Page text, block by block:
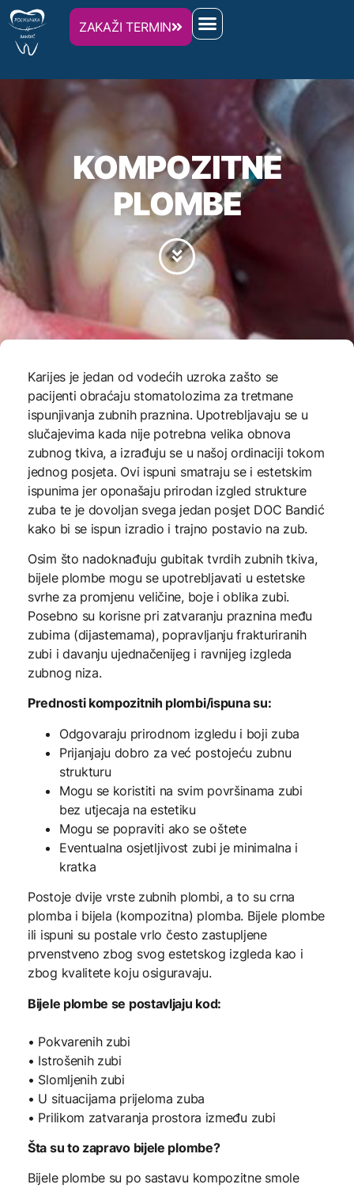
ZAKAŽI TERMIN
KOMPOZITNE
PLOMBE
Karijes je jedan od vodećih uzroka zašto se
pacijenti obraćaju stomatolozima za tretmane
ispunjivanja zubnih praznina. Upotrebljavaju se u
slučajevima kada nije potrebna velika obnova
zubnog tkiva, a izrađuju se u našoj ordinaciji tokom
jednog posjeta. Ovi ispuni smatraju se i estetskim
ispunima jer oponašaju prirodan izgled strukture
zuba te je dovoljan svega jedan posjet DOC Bandić
kako bi se ispun izradio i trajno postavio na zub.
Osim što nadoknađuju gubitak tvrdih zubnih tkiva,
bijele plombe mogu se upotrebljavati u estetske
svrhe za promjenu veličine, boje i oblika zubi.
Posebno su korisne pri zatvaranju praznina među
zubima (dijastemama), popravljanju frakturiranih
zubi i davanju ujednačenijeg i ravnijeg izgleda
zubnog niza.
Prednosti kompozitnih plombi/ispuna su:
Odgovaraju prirodnom izgledu i boji zuba
Prijanjaju dobro za već postojeću zubnu
strukturu
Mogu se koristiti na svim površinama zubi
bez utjecaja na estetiku
Mogu se popraviti ako se oštete
Eventualna osjetljivost zubi je minimalna i
kratka
Postoje dvije vrste zubnih plombi, a to su crna
plomba i bijela (kompozitna) plomba. Bijele plombe
ili ispuni su postale vrlo često zastupljene
prvenstveno zbog svog estetskog izgleda kao i
zbog kvalitete koju osiguravaju.
Bijele plombe se postavljaju kod:
• Pokvarenih zubi
• Istrošenih zubi
• Slomljenih zubi
• U situacijama prijeloma zuba
• Prilikom zatvaranja prostora između zubi
Šta su to zapravo bijele plombe?
Bijele plombe su po sastavu kompozitne smole